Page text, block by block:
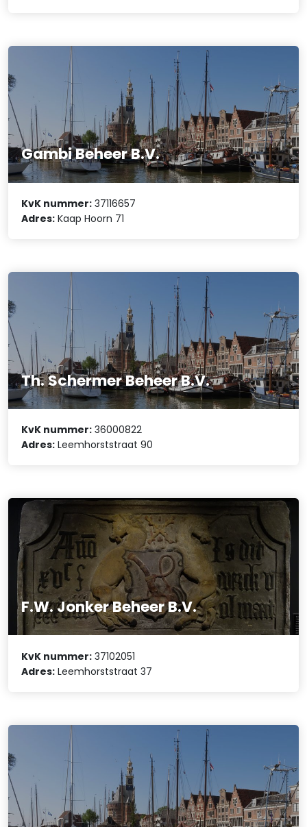
Gambi Beheer B.V.
KvK nummer: 37116657
Adres: Kaap Hoorn 71
Th. Schermer Beheer B.V.
KvK nummer: 36000822
Adres: Leemhorststraat 90
F.W. Jonker Beheer B.V.
KvK nummer: 37102051
Adres: Leemhorststraat 37